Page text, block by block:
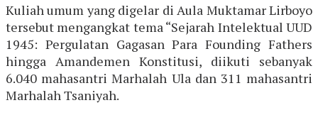
Kuliah umum yang digelar di Aula Muktamar Lirboyo
tersebut mengangkat tema “Sejarah Intelektual UUD
1945: Pergulatan Gagasan Para Founding Fathers
hingga Amandemen Konstitusi, diikuti sebanyak
6.040 mahasantri Marhalah Ula dan 311 mahasantri
Marhalah Tsaniyah.